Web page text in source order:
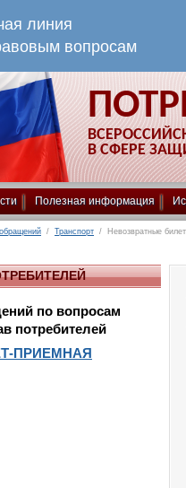
В СФЕРЕ
Полезная информация
/ Транспорт / Невозвратные
по вопросам
потребителей
ПРИЕМНАЯ